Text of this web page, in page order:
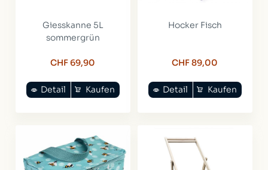
Giesskanne 5L
sommergrün
CHF 69,90
Kaufen
Detail
Hocker Fisch
CHF 89,00
Kaufen
Detail